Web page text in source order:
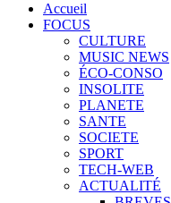
Accueil
FOCUS
CULTURE
MUSIC NEWS
ÉCO-CONSO
INSOLITE
PLANETE
SANTE
SOCIETE
SPORT
TECH-WEB
ACTUALITÉ